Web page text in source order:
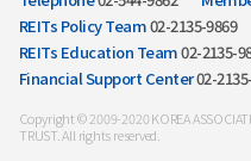
REITs Policy Team02-2135-9869
REITs Education Team02-2135-
Financial Support Center02-
Copyright © 2009-2020 KOREA
TRUST. All rights reserved.